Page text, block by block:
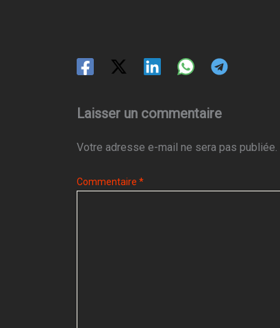
Laisser un commentaire
Votre adresse e-mail ne sera pas publiée.
Commentaire *